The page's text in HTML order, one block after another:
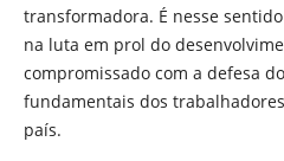
transformadora. É nesse
na luta em prol do
compromissado com a defesa
fundamentais dos
país.